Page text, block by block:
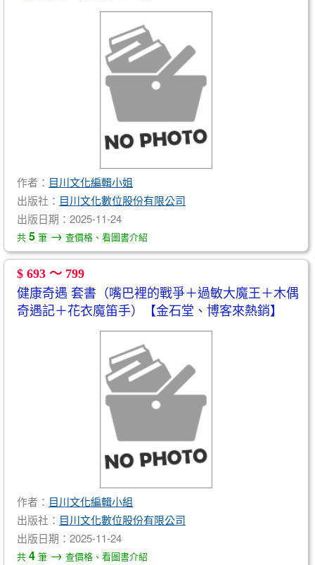
作者： 目川文化編輯小姐
出版社： 目川文化數位股份有限公司
出版日期：2025-11-24
共 5 筆 → 查價格、看圖書介紹
$ 693 ～ 799
健康奇遇 套書（嘴巴裡的戰爭＋過敏大魔王＋木偶
奇遇記＋花衣魔笛手）【金石堂、博客來熱銷】
作者： 目川文化編輯小組
出版社： 目川文化數位股份有限公司
出版日期：2025-11-24
共 4 筆 → 查價格、看圖書介紹